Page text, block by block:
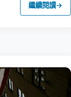
繼續閱讀→